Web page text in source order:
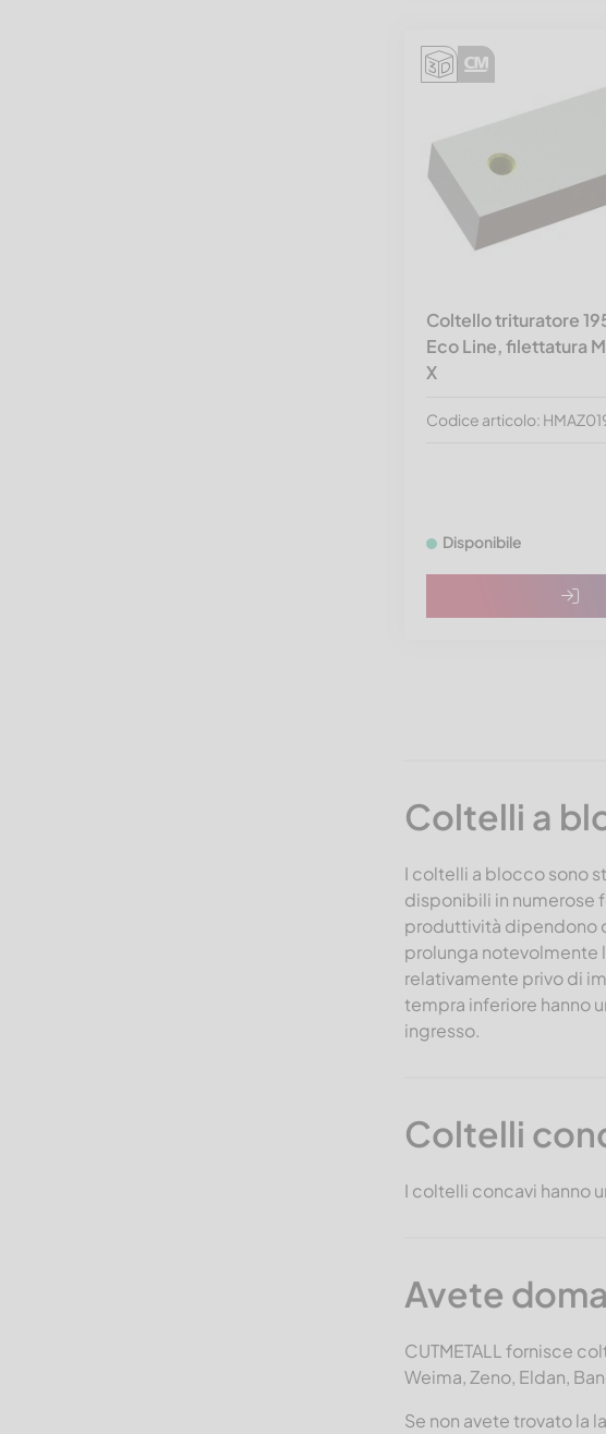
Coltello trituratore
Eco Line, filettatura
X
Codice articolo:
Disponibile
Coltelli a
I coltelli a blocco sono
disponibili in numerose
produttività dipendono
prolunga notevolmente
relativamente privo di
tempra inferiore hanno
ingresso.
Coltelli
I coltelli concavi hanno
Avete
CUTMETALL fornisce
Weima, Zeno, Eldan,
Se non avete trovato la